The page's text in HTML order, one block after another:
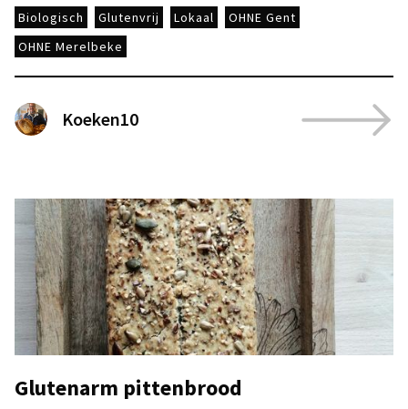
Biologisch Glutenvrij Lokaal
OHNE Gent
OHNE Merelbeke
Koeken10
Glutenarm pittenbrood